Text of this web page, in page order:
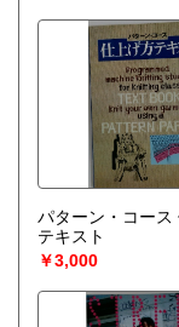
パターン・コース 仕上げ方
テキスト
￥3,000